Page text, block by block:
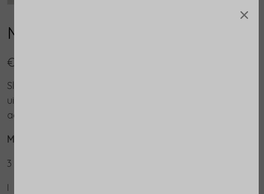
Microsonic Facial Device
€ 167,00
Slechts in enkele minuten een steviger, vitale en jong
uitziende huid. Dode huidcellen verwijderen, terwijl de
aanmaak van nieuwe huidcellen wordt gestimuleerd.
Microsonic Facial Device, Home Care
3 acties:
I - ULTRASOUNDS - Diepe reiniging van de huid, met
×